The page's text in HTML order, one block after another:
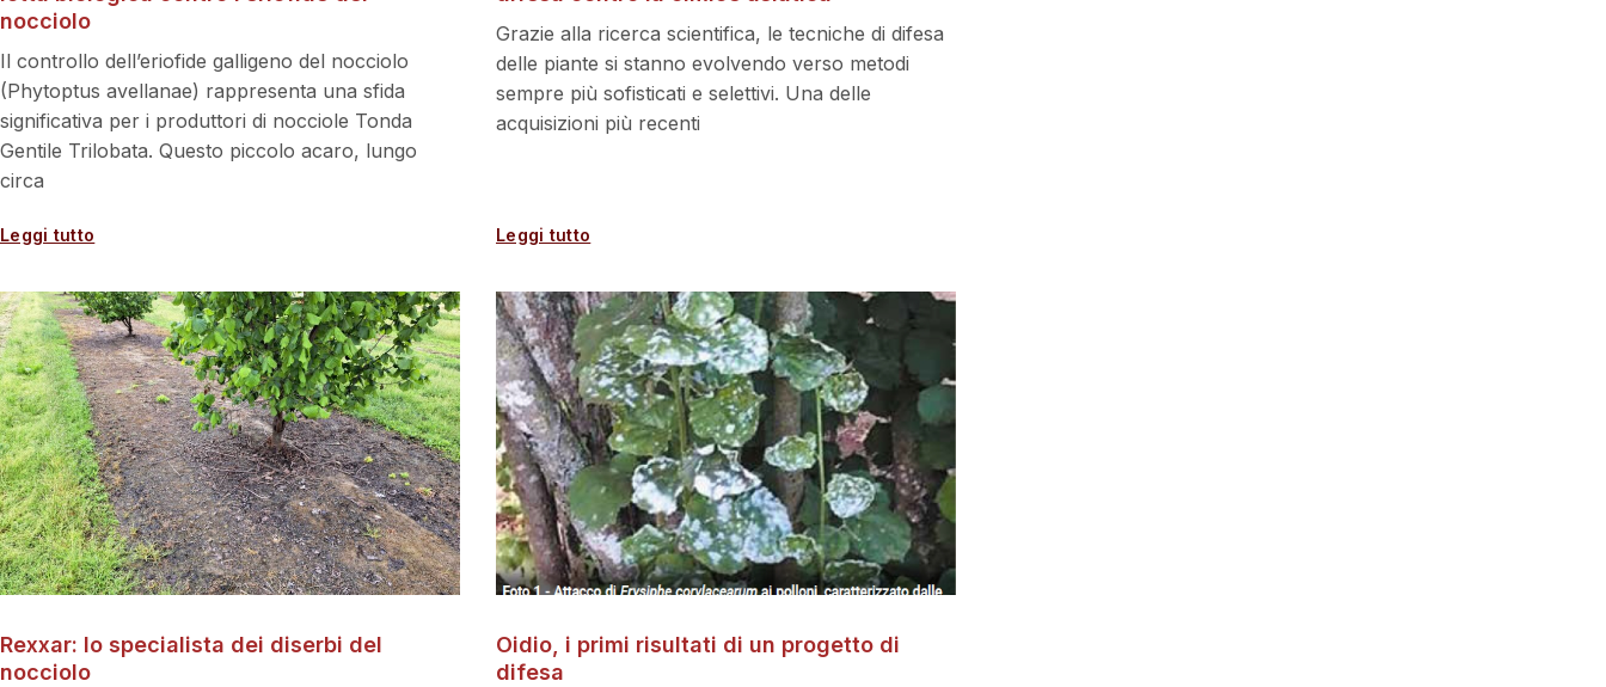
nocciolo
Il controllo dell’eriofide galligeno del nocciolo
(Phytoptus avellanae) rappresenta una sfida
significativa per i produttori di nocciole Tonda
Gentile Trilobata. Questo piccolo acaro, lungo
circa
Leggi tutto
Grazie alla ricerca scientifica, le tecniche di difesa
delle piante si stanno evolvendo verso metodi
sempre più sofisticati e selettivi. Una delle
acquisizioni più recenti
Leggi tutto
Rexxar: lo specialista dei diserbi del
nocciolo
Oidio, i primi risultati di un progetto di
difesa